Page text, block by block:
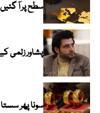
سطح پر آ گئیں
پشاور زلمی
سونا پھر